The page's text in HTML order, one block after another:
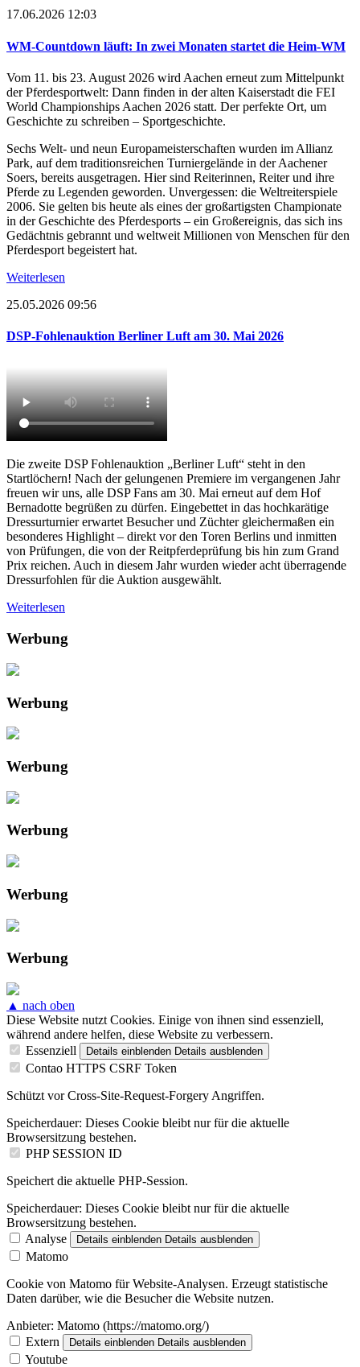
17.06.2026 12:03
WM-Countdown läuft: In zwei Monaten startet die Heim-WM
Vom 11. bis 23. August 2026 wird Aachen erneut zum Mittelpunkt
der Pferdesportwelt: Dann finden in der alten Kaiserstadt die FEI
World Championships Aachen 2026 statt. Der perfekte Ort, um
Geschichte zu schreiben – Sportgeschichte.
Sechs Welt- und neun Europameisterschaften wurden im Allianz
Park, auf dem traditionsreichen Turniergelände in der Aachener
Soers, bereits ausgetragen. Hier sind Reiterinnen, Reiter und ihre
Pferde zu Legenden geworden. Unvergessen: die Weltreiterspiele
2006. Sie gelten bis heute als eines der großartigsten Championate
in der Geschichte des Pferdesports – ein Großereignis, das sich ins
Gedächtnis gebrannt und weltweit Millionen von Menschen für den
Pferdesport begeistert hat.
Weiterlesen
25.05.2026 09:56
DSP-Fohlenauktion Berliner Luft am 30. Mai 2026
Die zweite DSP Fohlenauktion „Berliner Luft“ steht in den
Startlöchern! Nach der gelungenen Premiere im vergangenen Jahr
freuen wir uns, alle DSP Fans am 30. Mai erneut auf dem Hof
Bernadotte begrüßen zu dürfen. Eingebettet in das hochkarätige
Dressurturnier erwartet Besucher und Züchter gleichermaßen ein
besonderes Highlight – direkt vor den Toren Berlins und inmitten
von Prüfungen, die von der Reitpferdeprüfung bis hin zum Grand
Prix reichen. Auch in diesem Jahr wurden wieder acht überragende
Dressurfohlen für die Auktion ausgewählt.
Weiterlesen
Werbung
Werbung
Werbung
Werbung
Werbung
Werbung
▲ nach oben
Diese Website nutzt Cookies. Einige von ihnen sind essenziell,
während andere helfen, diese Website zu verbessern.
Essenziell
Details einblenden Details ausblenden
Contao HTTPS CSRF Token
Schützt vor Cross-Site-Request-Forgery Angriffen.
Speicherdauer: Dieses Cookie bleibt nur für die aktuelle
Browsersitzung bestehen.
PHP SESSION ID
Speichert die aktuelle PHP-Session.
Speicherdauer: Dieses Cookie bleibt nur für die aktuelle
Browsersitzung bestehen.
Analyse
Details einblenden Details ausblenden
Matomo
Cookie von Matomo für Website-Analysen. Erzeugt statistische
Daten darüber, wie die Besucher die Website nutzen.
Anbieter: Matomo (https://matomo.org/)
Extern
Details einblenden Details ausblenden
Youtube